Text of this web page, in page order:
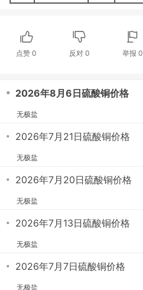
点赞0 反对 0 举报 0
・ 2026年8月6日硫酸铜价格
无极盐
・ 2026年7月21日硫酸铜价格
无极盐
・ 2026年7月20日硫酸铜价格
无极盐
・ 2026年7月13日硫酸铜价格
无极盐
・ 2026年7月7日硫酸铜价格
无极盐